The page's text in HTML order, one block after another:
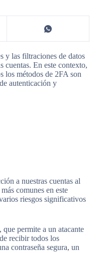
y las filtraciones de datos
cuentas. En este contexto,
los métodos de 2FA son
autenticación y
a nuestras cuentas al
comunes en este
riesgos significativos
, que permite a un atacante
recibir todos los
contraseña segura, un